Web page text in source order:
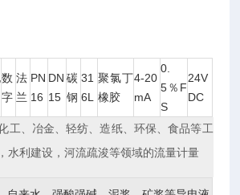
数
字
法
兰
PN
16
DN
15
碳
钢
31
6L
聚氯丁
橡胶
4-20
mA
0.
5％F
S
24V
DC
工、冶金、轻纺、造纸、环保、食品等工
水利建设，河流疏浚等领域的流量计量